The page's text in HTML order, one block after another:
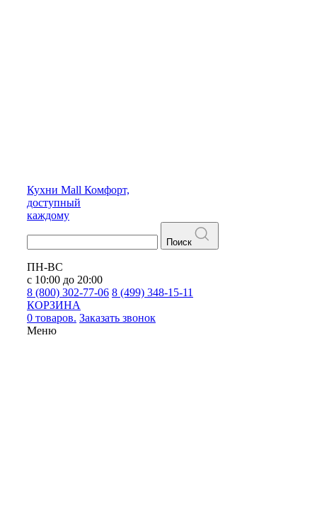
Кухни Mall Комфорт,
доступный
каждому
Поиск
ПН-ВС
с 10:00 до 20:00
8 (800) 302-77-06 8 (499) 348-15-11
КОРЗИНА
0 товаров. Заказать звонок
Меню